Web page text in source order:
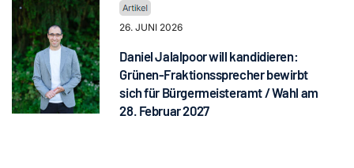
26. JUNI 2026
Daniel Jalalpoor will kandidieren:
Grünen-Fraktionssprecher bewirbt
sich für Bürgermeisteramt / Wahl am
28. Februar 2027